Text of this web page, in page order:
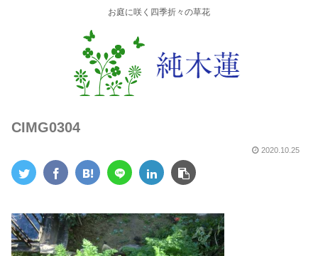
お庭に咲く四季折々の草花
CIMG0304
2020.10.25